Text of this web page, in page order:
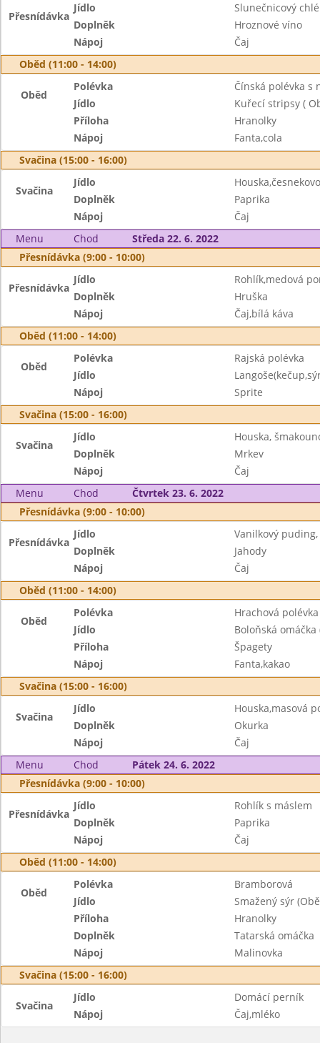
Přesnídávka
Jídlo
Slunečnicový
Doplněk
Hroznové víno
Nápoj
Čaj
Oběd (11:00 - 14:00)
Oběd
Polévka
Čínská polévka s
Jídlo
Kuřecí stripsy (
Příloha
Hranolky
Nápoj
Fanta,cola
Svačina (15:00 - 16:00)
Svačina
Jídlo
Doplněk
Paprika
Nápoj
Čaj
Menu
Chod
Středa 22. 6. 2022
Přesnídávka (9:00 - 10:00)
Přesnídávka
Jídlo
Rohlík,medová
Doplněk
Hruška
Nápoj
Čaj,bílá káva
Oběd (11:00 - 14:00)
Oběd
Polévka
Rajská polévka
Jídlo
Nápoj
Sprite
Svačina (15:00 - 16:00)
Svačina
Jídlo
Houska,
Doplněk
Mrkev
Nápoj
Čaj
Menu
Chod
Čtvrtek 23. 6. 2022
Přesnídávka (9:00 - 10:00)
Přesnídávka
Jídlo
Vanilkový
Doplněk
Jahody
Nápoj
Čaj
Oběd (11:00 - 14:00)
Oběd
Polévka
Hrachová
Jídlo
Boloňská
Příloha
Špagety
Nápoj
Fanta,kakao
Svačina (15:00 - 16:00)
Svačina
Jídlo
Houska,masová
Doplněk
Okurka
Nápoj
Čaj
Menu
Chod
Pátek 24. 6. 2022
Přesnídávka (9:00 - 10:00)
Přesnídávka
Jídlo
Rohlík s máslem
Doplněk
Paprika
Nápoj
Čaj
Oběd (11:00 - 14:00)
Oběd
Polévka
Bramborová
Jídlo
Smažený sýr
Příloha
Hranolky
Doplněk
Tatarská omáčka
Nápoj
Malinovka
Svačina (15:00 - 16:00)
Svačina
Jídlo
Domácí perník
Nápoj
Čaj,mléko